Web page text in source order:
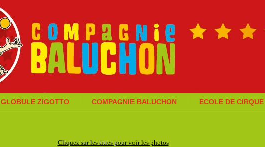
GLOBULE ZIGOTTO COMPAGNIE BALUCHON ECOLE DE CIRQUE
Cliquez sur les titres pour voir les photos